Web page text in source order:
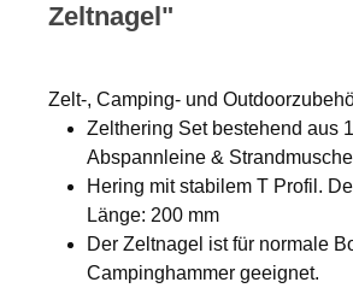
Zeltnagel"
Zelt-, Camping- und
Zelthering Set bestehend aus
Abspannleine & Strandmuschel
Hering mit stabilem T Profil.
Länge: 200 mm
Der Zeltnagel ist für normale
Campinghammer geeignet.